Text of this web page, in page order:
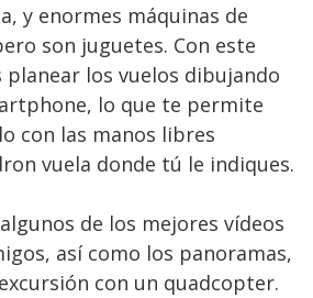
y enormes máquinas de
son juguetes. Con este
los vuelos dibujando
lo que te permite
con las manos libres
vuela donde tú le indiques.
de los mejores vídeos
así como los panoramas,
con un quadcopter.